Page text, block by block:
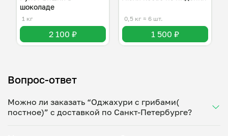
шоколаде
1 кг
2 100 ₽
0,5 кг ≈ 6 шт.
1 500 ₽
Вопрос-ответ
Можно ли заказать “Оджахури с грибами(
постное)” с доставкой по Санкт-Петербурге?